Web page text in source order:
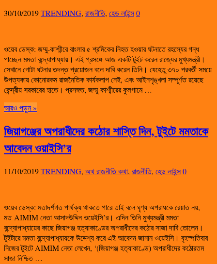
30/10/2019TRENDING, রাজনীতি, হেড লাইন্স0
ওয়েব ডেস্ক: জম্মু-কাশ্মীরে বাংলার ৫ শ্রমিকের নিহত হওয়ার ঘটনাতে রহস্যের গন্ধ
পাচ্ছেন মমতা বন্দ্যোপাধ্যায়। এই প্রসঙ্গে আজ একটি টুইট করেন রাজ্যের মুখ্যমন্ত্রী।
সেখানে গোটা ঘটনার তদন্ত প্রয়োজন বলে দাবি করেন তিনি। যেহেতু ৩৭০ পরবর্তী সময়ে
উপত্যকায় কোনোরকম রাজনৈতিক কার্যকলাপ নেই, এবং আইনশৃঙ্খলা সম্পূর্ণত রয়েছে
কেন্দ্রীয় সরকারের হাতে। প্রসঙ্গত, জম্মু-কাশ্মীরের কুলগামে …
আরও পড়ুন »
জিয়াগঞ্জের অপরাধীদের কঠোর শাস্তি দিন, টুইটে মমতাকে
আবেদন ওয়াইসি’র
11/10/2019TRENDING, অথ রাজনীতি কথা, রাজনীতি, হেড লাইন্স0
ওয়েব ডেস্ক: মতাদর্শগত পার্থক্য থাকতে পারে তাই বলে ঘৃণ্য অপরাধকে রেয়াত নয়,
মত AIMIM নেতা আসাদউদ্দিন ওয়েইসি’র। এদিন তিনি মুখ্যমন্ত্রী মমতা
বন্দ্যোপাধ্যায়ের কাছে জিয়াগঞ্জ হত্যাকাণ্ডের অপরাধীদের কঠোর সাজা দাবি তোলেন।
টুইটারে মমতা বন্দ্যোপাধ্যায়কে উদ্দেশ্য করে এই আবেদন জানান ওয়েইসি। বৃহস্পতিবার
নিজের টুইটে AIMIM নেতা লেখেন, ‘(জিয়াগঞ্জ হত্যাকাণ্ডে) অপরাধীদের কঠোরতম
সাজা নিশ্চিত …